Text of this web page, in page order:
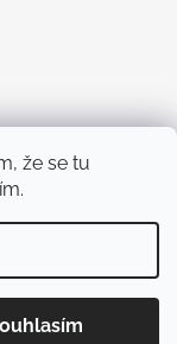
že se tu
Upravit